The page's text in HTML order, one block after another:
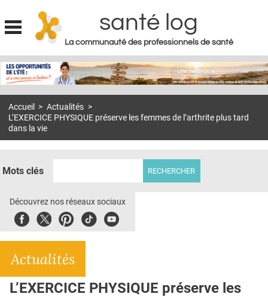
Jump to navigation
santé log
La communauté des professionnels de santé
MON COMPTE
S'ABONNER À LA REVUE SOIN À DOMICILE
E-REVUE SAD
THÉMA
Accueil > Actualités >
L’EXERCICE PHYSIQUE préserve les femmes de l’arthrite plus tard
dans la vie
Mots clés
Découvrez nos réseaux sociaux
FacebookTwitterPinterest
TiktokYoubute
Actualités
L’EXERCICE PHYSIQUE préserve les